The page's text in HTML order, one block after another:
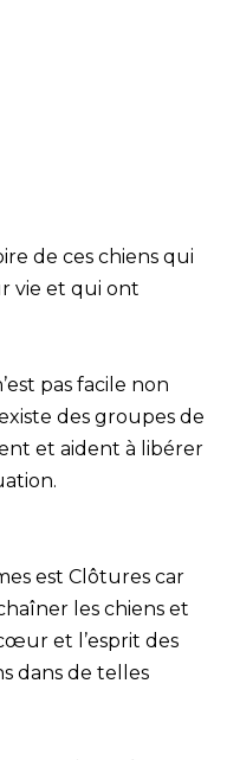
de ces chiens qui
vie et qui ont
pas facile non
des groupes de
et aident à libérer
est Clôtures car
les chiens et
et l’esprit des
dans de telles